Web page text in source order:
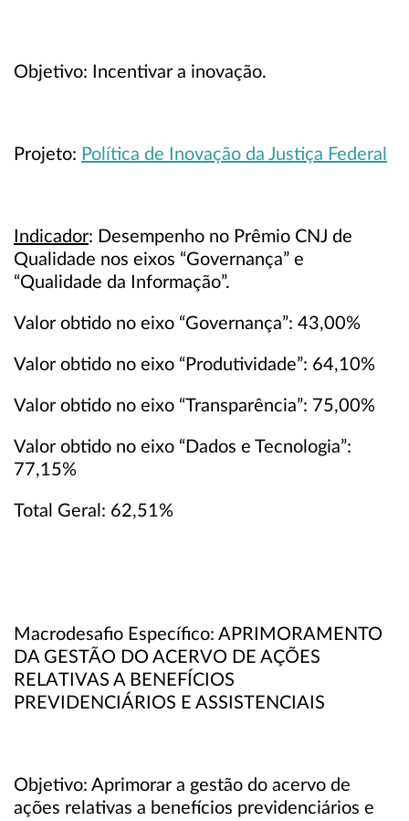
Objetivo: Incentivar a inovação.
Projeto: Política de Inovação da Justiça Federal
Indicador: Desempenho no Prêmio CNJ de
Qualidade nos eixos “Governança” e
“Qualidade da Informação”.
Valor obtido no eixo “Governança”: 43,00%
Valor obtido no eixo “Produtividade”: 64,10%
Valor obtido no eixo “Transparência”: 75,00%
Valor obtido no eixo “Dados e Tecnologia”:
77,15%
Total Geral: 62,51%
Macrodesafio Específico: APRIMORAMENTO
DA GESTÃO DO ACERVO DE AÇÕES
RELATIVAS A BENEFÍCIOS
PREVIDENCIÁRIOS E ASSISTENCIAIS
Objetivo: Aprimorar a gestão do acervo de
ações relativas a benefícios previdenciários e